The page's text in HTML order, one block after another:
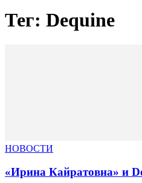
Тег: Dequine
НОВОСТИ
«Ирина Кайратовна» и